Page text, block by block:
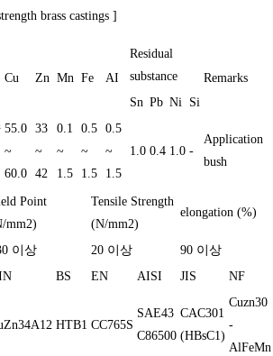
brass castings ]
Cu Zn Mn Fe AI
Residual
substance
Remarks
Sn Pb Ni Si
55.0
~
60.0
33
~
42
0.1
~
1.5
0.5
~
1.5
0.5
~
1.5
1.0 0.4 1.0 -
Application
bush
Point
mm2)
Tensile Strength
(N/mm2)
elongation (%)
이상 20 이상 90 이상
BS EN AISI JIS NF
HTB1 CC765S
SAE43
C86500
CAC301
(HBsC1)
Cuzn30
-
AlFeMn